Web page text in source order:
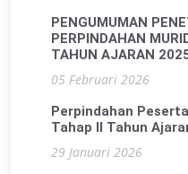
PENGUMUMAN
PERPINDAHAN
TAHUN AJARAN
05 Februari 2026
Perpindahan
Tahap II Tahun
29 Januari 2026